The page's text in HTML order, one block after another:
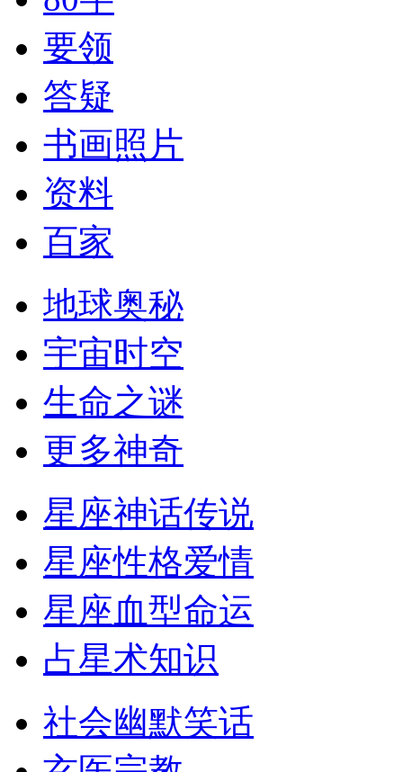
要领
答疑
书画照片
资料
百家
地球奥秘
宇宙时空
生命之谜
更多神奇
星座神话传说
星座性格爱情
星座血型命运
占星术知识
社会幽默笑话